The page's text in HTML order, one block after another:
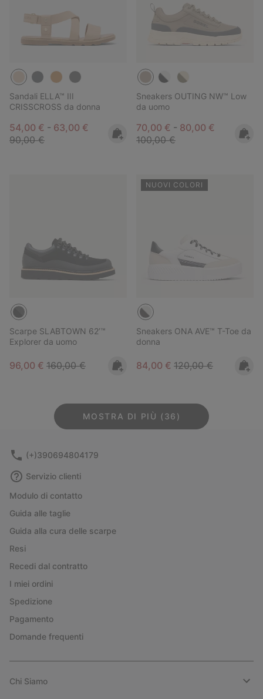
Sandali ELLA™ III
CRISSCROSS da donna
Minimum sale price:
54,00 € - Maximum sale price:
63,00 € Regular price:
90,00 €
Sneakers OUTING NW™ Low
da uomo
Minimum sale price:
70,00 € - Maximum sale
80,00 € Regular
100,00 €
Scarpe SLABTOWN 62’™
Explorer da uomo
Sale price:
96,00 € Regular price:
160,00 €
NUOVI COLORI
Sneakers ONA AVE™ T-Toe da
donna
Sale price:
84,00 € Regular price:
120,00 €
MOSTRA DI PIÙ (36)
(+)390694804179
Servizio clienti
Modulo di contatto
Guida alle taglie
Guida alla cura delle scarpe
Resi
Recedi dal contratto
I miei ordini
Spedizione
Pagamento
Domande frequenti
Chi Siamo